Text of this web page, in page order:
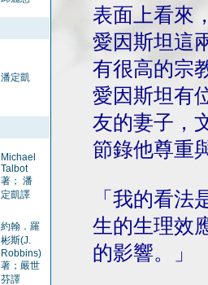
潘定凱
Michael
Talbot
著； 潘
定凱譯
約翰．羅
彬斯(J.
Robbins)
著；嚴世
芬譯
表面上看來
愛因斯坦這
有很高的宗
愛因斯坦有
友的妻子，
節錄他尊重
「我的看
生的生理效
的影響。」